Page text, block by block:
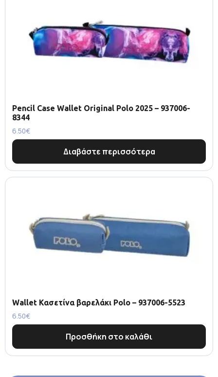
Pencil Case Wallet Original Polo 2025 – 937006-
8344
6.50€
Διαβάστε περισσότερα
Wallet Κασετίνα βαρελάκι Polo – 937006-5523
6.50€
Προσθήκη στο καλάθι